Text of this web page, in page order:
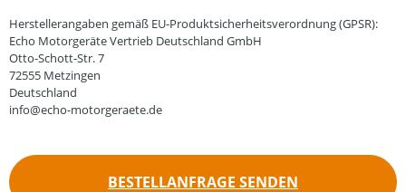
Herstellerangaben gemäß EU-Produktsicherheitsverordnung (GPSR):
Echo Motorgeräte Vertrieb Deutschland GmbH
Otto-Schott-Str. 7
72555 Metzingen
Deutschland
info@echo-motorgeraete.de
BESTELLANFRAGE SENDEN